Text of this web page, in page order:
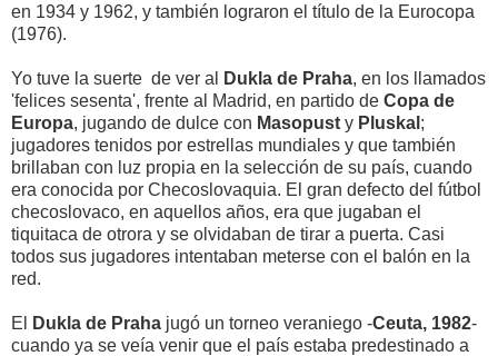
en 1934 y 1962, y también lograron el título de la Eurocopa
(1976).
Yo tuve la suerte de ver al Dukla de Praha, en los llamados
'felices sesenta', frente al Madrid, en partido de Copa de
Europa, jugando de dulce con Masopust y Pluskal ;
jugadores tenidos por estrellas mundiales y que también
brillaban con luz propia en la selección de su país, cuando
era conocida por Checoslovaquia. El gran defecto del fútbol
checoslovaco, en aquellos años, era que jugaban el
tiquitaca de otrora y se olvidaban de tirar a puerta. Casi
todos sus jugadores intentaban meterse con el balón en la
red.
El Dukla de Praha jugó un torneo veraniego -Ceuta, 1982-
cuando ya se veía venir que el país estaba predestinado a